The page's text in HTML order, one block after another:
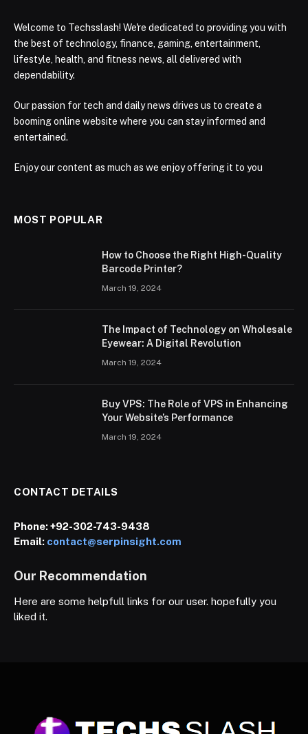
Welcome to Techsslash! We're dedicated to providing you with
the best of technology, finance, gaming, entertainment,
lifestyle, health, and fitness news, all delivered with
dependability.
Our passion for tech and daily news drives us to create a
booming online website where you can stay informed and
entertained.
Enjoy our content as much as we enjoy offering it to you
MOST POPULAR
How to Choose the Right High-Quality
Barcode Printer?
March 19, 2024
The Impact of Technology on Wholesale
Eyewear: A Digital Revolution
March 19, 2024
Buy VPS: The Role of VPS in Enhancing
Your Website’s Performance
March 19, 2024
CONTACT DETAILS
Phone:+92-302-743-9438
Email: contact@serpinsight.com
Our Recommendation
Here are some helpfull links for our user. hopefully you
liked it.